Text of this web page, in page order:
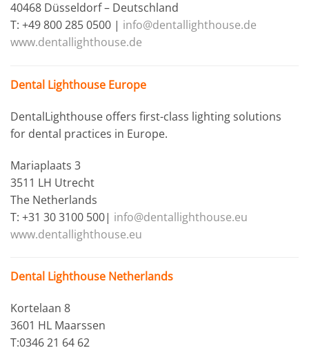
40468 Düsseldorf – Deutschland
T: +49 800 285 0500 | info@dentallighthouse.de
www.dentallighthouse.de
Dental Lighthouse Europe
DentalLighthouse offers first-class lighting solutions
for dental practices in Europe.
Mariaplaats 3
3511 LH Utrecht
The Netherlands
T: +31 30 3100 500| info@dentallighthouse.eu
www.dentallighthouse.eu
Dental Lighthouse Netherlands
Kortelaan 8
3601 HL Maarssen
T:0346 21 64 62